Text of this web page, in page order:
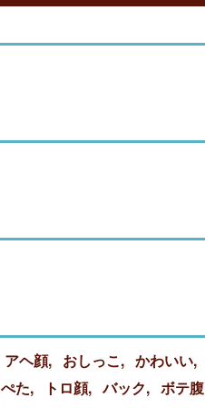
アヘ顔 おしっこ かわいい
た トロ顔 バック
ボテ腹